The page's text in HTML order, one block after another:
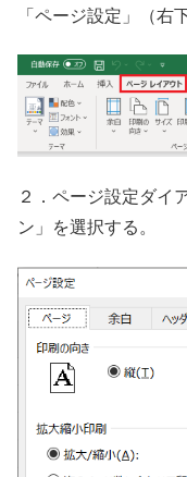
「ページ設定」（右
２．ページ設定ダイ
ン」を選択する。